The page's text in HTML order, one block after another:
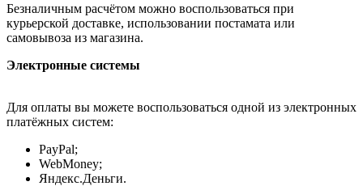
Безналичным расчётом можно воспользоваться при
курьерской доставке, использовании постамата или
самовывоза из магазина.
Электронные системы
Для оплаты вы можете воспользоваться одной из электронных
платёжных систем:
PayPal;
WebMoney;
Яндекс.Деньги.